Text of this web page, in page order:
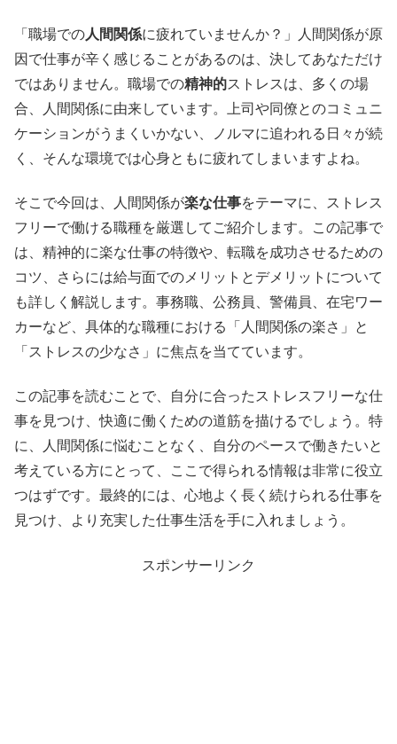
「職場での人間関係に疲れていませんか？」人間関係が原
因で仕事が辛く感じることがあるのは、決してあなただけ
ではありません。職場での精神的ストレスは、多くの場
合、人間関係に由来しています。上司や同僚とのコミュニ
ケーションがうまくいかない、ノルマに追われる日々が続
く、そんな環境では心身ともに疲れてしまいますよね。
そこで今回は、人間関係が楽な仕事をテーマに、ストレス
フリーで働ける職種を厳選してご紹介します。この記事で
は、精神的に楽な仕事の特徴や、転職を成功させるための
コツ、さらには給与面でのメリットとデメリットについて
も詳しく解説します。事務職、公務員、警備員、在宅ワー
カーなど、具体的な職種における「人間関係の楽さ」と
「ストレスの少なさ」に焦点を当てています。
この記事を読むことで、自分に合ったストレスフリーな仕
事を見つけ、快適に働くための道筋を描けるでしょう。特
に、人間関係に悩むことなく、自分のペースで働きたいと
考えている方にとって、ここで得られる情報は非常に役立
つはずです。最終的には、心地よく長く続けられる仕事を
見つけ、より充実した仕事生活を手に入れましょう。
スポンサーリンク